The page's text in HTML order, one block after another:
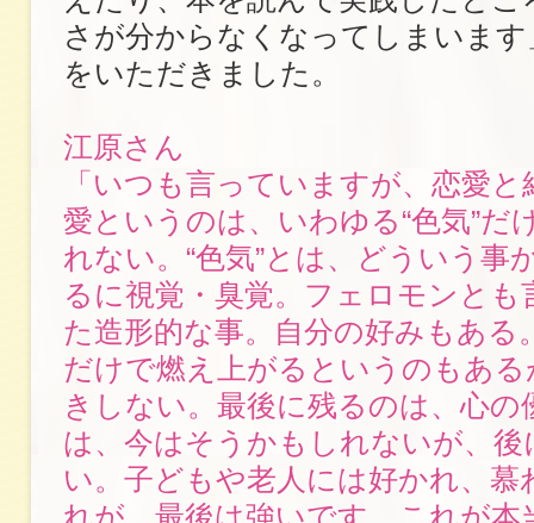
さが分からなくなってしまいま
をいただきました。
江原さん
「いつも言っていますが、恋愛
愛というのは、いわゆる“色気”だ
れない。“色気”とは、どういう事
るに視覚・臭覚。フェロモンとも
た造形的な事。自分の好みもある
だけで燃え上がるというのもあ
きしない。最後に残るのは、心の
は、今はそうかもしれないが、後
い。子どもや老人には好かれ、慕
れが、最後は強いです。これが本